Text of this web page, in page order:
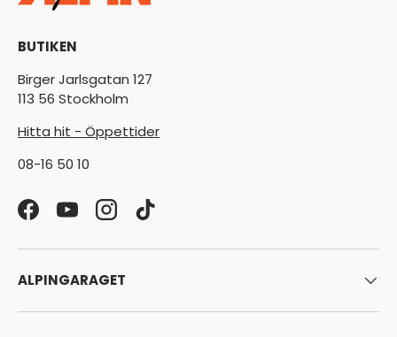
BUTIKEN
Birger Jarlsgatan 127
113 56 Stockholm
Hitta hit - Öppettider
08-16 50 10
FacebookYouTubeInstagram
TikTok
ALPINGARAGET